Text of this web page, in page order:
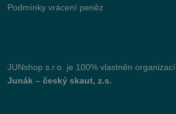
Podmínky vrácení peněz
JUNshop s.r.o.
je 100% vlastněn organizací
Junák – český skaut, z.s.